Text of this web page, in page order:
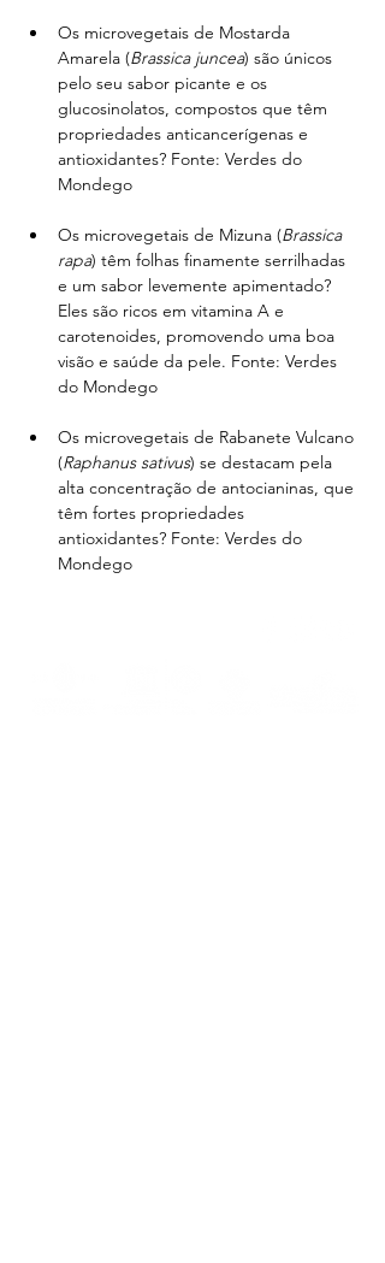
Os microvegetais de Mostarda
Amarela (Brassica juncea) são únicos
pelo seu sabor picante e os
glucosinolatos, compostos que têm
propriedades anticancerígenas e
antioxidantes? Fonte: Verdes do
Mondego
Os microvegetais de Mizuna (Brassica
rapa) têm folhas finamente serrilhadas
e um sabor levemente apimentado?
Eles são ricos em vitamina A e
carotenoides, promovendo uma boa
visão e saúde da pele. Fonte: Verdes
do Mondego
Os microvegetais de Rabanete Vulcano
(Raphanus sativus) se destacam pela
alta concentração de antocianinas, que
têm fortes propriedades
antioxidantes? Fonte: Verdes do
Mondego